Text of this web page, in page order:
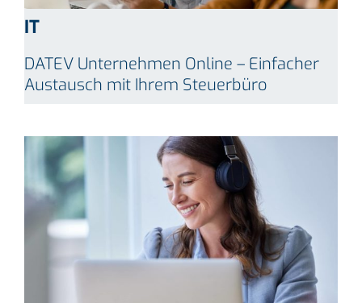
IT
DATEV Unternehmen Online – Einfacher
Austausch mit Ihrem Steuerbüro